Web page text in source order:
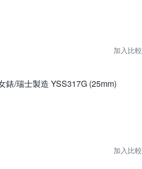
加入比較
錶/瑞士製造 YSS317G (25mm)
加入比較